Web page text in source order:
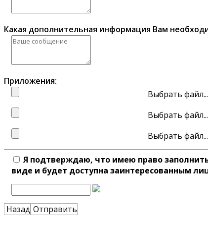
Какая дополнительная информация Вам
Приложения:
Выбрать файл...
Выбрать файл...
Выбрать файл...
Я подтверждаю, что имею право
виде и будет доступна заинтересованным
Назад Отправить